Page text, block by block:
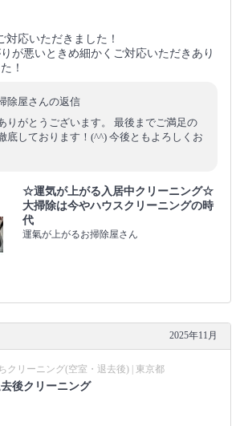
対応いただきました！
が悪いときめ細かくご対応いただきあり
！
除屋さんの返信
りがとうございます。 最後までご満足の
底しております！(^^) 今後ともよろしくお
☆運気が上がる入居中クリーニング☆
大掃除は今やハウスクリーニングの時
代
運氣が上がるお掃除屋さん
2025年11月
クリーニング(空室・退去後) | 東京都
後クリーニング